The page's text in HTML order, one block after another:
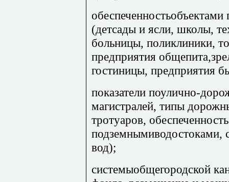
(детсады и ясли, школы,
больницы, поликлиники,
предприятия
гостиницы, предприятия
показатели поулично-
магистралей, типы
тротуаров,
подземнымиводостоками,
вод);
системыобщегородской